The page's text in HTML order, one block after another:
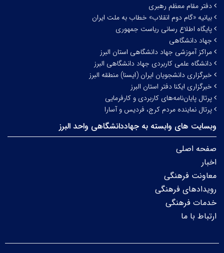
دفتر مقام معظم رهبری
بیانیه «گام دوم انقلاب» خطاب به ملت ایران
پایگاه اطلاع رسانی ریاست جمهوری
جهاد دانشگاهی
مراکز آموزشی جهاد دانشگاهی استان البرز
دانشگاه علمی کاربردی جهاد دانشگاهی البرز
خبرگزاری دانشجویان ایران (ایسنا) منطقه البرز
خبرگزاری ایکنا دفتر استان البرز
پرتال پایان‌نامه‌های کاربردی و کارفرمایی
پرتال نماینده مردم کرج، فردیس و آسارا
وبسایت های وابسته به جهاددانشگاهی واحد البرز
صفحه اصلی
اخبار
معاونت فرهنگی
رویدادهای فرهنگی
خدمات فرهنگی
ارتباط با ما